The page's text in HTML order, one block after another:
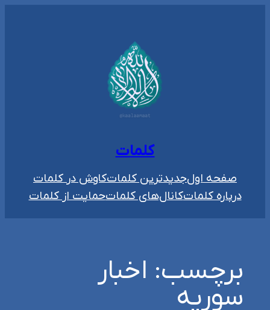
کلمات
صفحه اولجدیدترین کلماتکاوش در کلمات
درباره کلماتکانال‌های کلماتحمایت از کلمات
برچسب: اخبار
سوریه